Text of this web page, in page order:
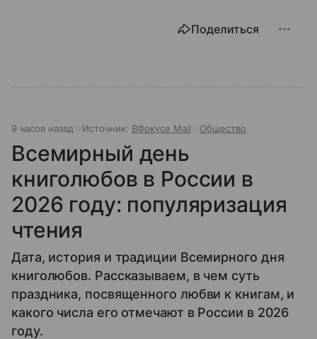
Поделиться
9 часов назад Источник: ВФокусе Mail Общество
Всемирный день
книголюбов в России в
2026 году: популяризация
чтения
Дата, история и традиции Всемирного дня
книголюбов. Рассказываем, в чем суть
праздника, посвященного любви к книгам, и
какого числа его отмечают в России в 2026
году.